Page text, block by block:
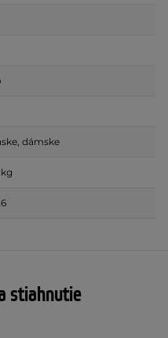
dámske
kg
stiahnutie